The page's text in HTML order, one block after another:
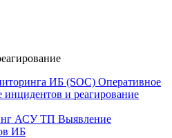
ИБ (SOC) Оперативное
инцидентов и реагирование
АСУ ТП Выявление
ИБ